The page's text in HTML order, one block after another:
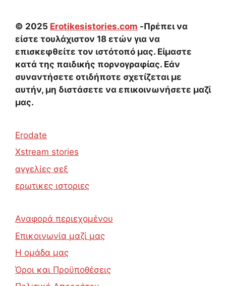
© 2025 Erotikesistories.com -Πρέπει να
είστε τουλάχιστον 18 ετών για να
επισκεφθείτε τον ιστότοπό μας. Είμαστε
κατά της παιδικής πορνογραφίας. Εάν
συναντήσετε οτιδήποτε σχετίζεται με
αυτήν, μη διστάσετε να επικοινωνήσετε μαζί
μας.
Erodate
Xstream stories
αγγελίες σεξ
ερωτικες ιστοριες
Αναφορά περιεχομένου
Επικοινωνία μαζί μας
Η ομάδα μας
Όροι και Προϋποθέσεις